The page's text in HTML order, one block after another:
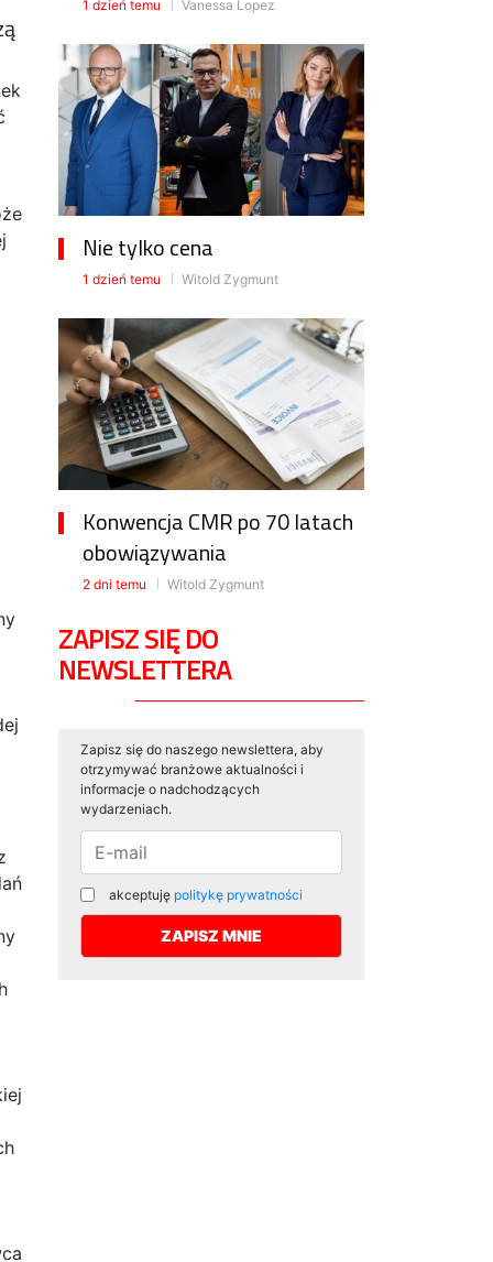
1 dzień temu Vanessa Lopez
Nie tylko cena
1 dzień temu Witold Zygmunt
Konwencja CMR po 70 latach
obowiązywania
2 dni temu Witold Zygmunt
ZAPISZ SIĘ DO
NEWSLETTERA
Zapisz się do naszego newslettera, aby
otrzymywać branżowe aktualności i
informacje o nadchodzących
wydarzeniach.
akceptuję politykę prywatności